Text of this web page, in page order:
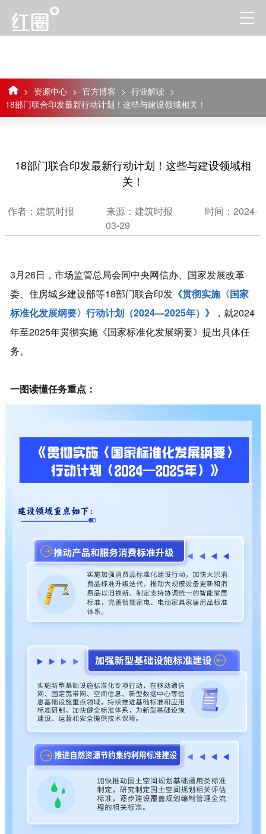
> 资源中心 > 官方博客 > 行业解读 >
18部门联合印发最新行动计划！这些与建设领域相关！
18部门联合印发最新行动计划！这些与建设领域相
关！
作者：建筑时报 来源：建筑时报
时间：2024-
03-29
3月26日，市场监管总局会同中央网信办、国家发展改革
委、住房城乡建设部等18部门联合印发《贯彻实施〈国家
标准化发展纲要〉行动计划（2024—2025年）》
，就2024
年至2025年贯彻实施《国家标准化发展纲要》提出具体任
务。
一图读懂任务重点：